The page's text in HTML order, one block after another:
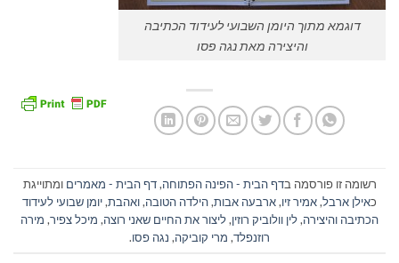
דוגמא מתוך היומן השבועי לעידוד הכתיבה
והיצירה מאת נגה פסו
רשומה זו פורסמה בדף הבית - הפינה הפתוחה,דף הבית - מאמרים ומתוייגת
כאילן ארבל,אמיר זיו,ארבעה אבות,הילדה הטובה,ואהבת,יומן שבועי לעידוד
הכתיבה והיצירה,לין וולוביק רוזין,ליצור את החיים שאני רוצה, מיכל צפיר, מירה
רוזנפלד, מרי קוביקה, נגה פסו.